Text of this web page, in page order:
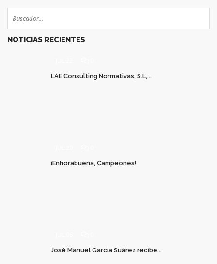
NOTICIAS RECIENTES
LAE Consulting Normativas, S.L,...
¡Enhorabuena, Campeones!
José Manuel García Suárez recibe...